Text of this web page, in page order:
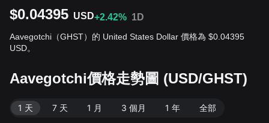
$0.04395 USD+2.42% 1D
Aavegotchi（GHST）的 United States Dollar 價格為 $0.04395
USD。
Aavegotchi價格走勢圖 (USD/GHST)
1 天 7 天 1 月 3 個月 1 年 全部